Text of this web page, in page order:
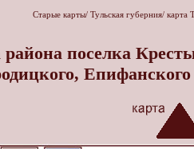
Старые карты/ Тульская губерния/ карта
района поселка